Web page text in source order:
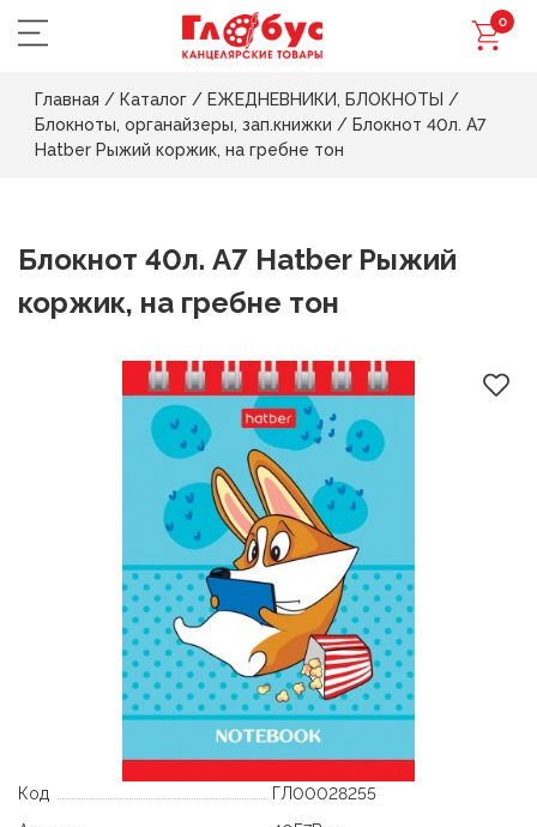
0
Главная / Каталог / ЕЖЕДНЕВНИКИ, БЛОКНОТЫ /
Блокноты, органайзеры, зап.книжки / Блокнот 40л. А7
Hatber Рыжий коржик, на гребне тон
Блокнот 40л. А7 Hatber Рыжий
коржик, на гребне тон
Код
ГЛ00028255